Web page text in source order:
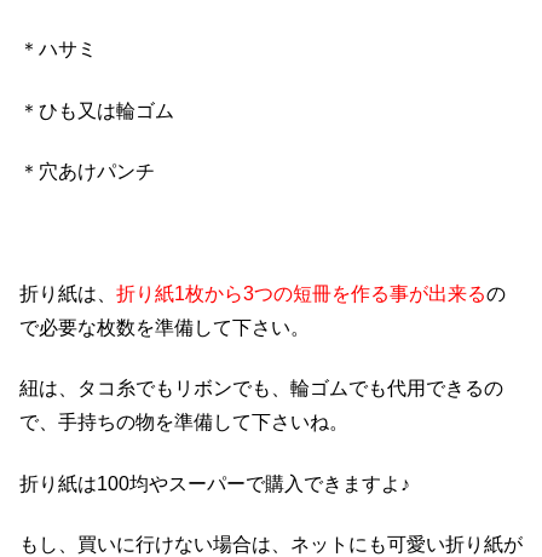
＊ハサミ
＊ひも又は輪ゴム
＊穴あけパンチ
折り紙は、 折り紙1枚から3つの短冊を作る事が出来るの
で必要な枚数を準備して下さい。
紐は、タコ糸でもリボンでも、輪ゴムでも代用できるの
で、手持ちの物を準備して下さいね。
折り紙は100均やスーパーで購入できますよ♪
もし、買いに行けない場合は、ネットにも可愛い折り紙が